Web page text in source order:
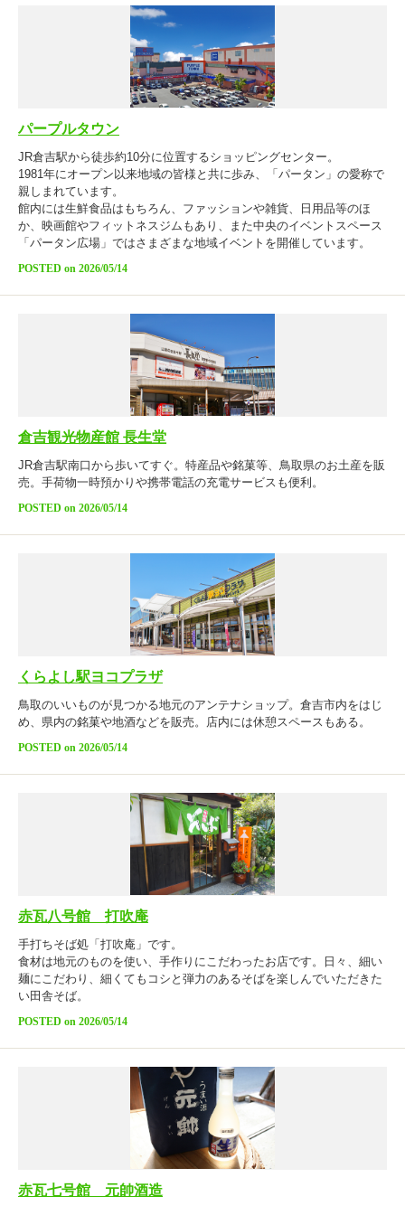
パープルタウン
JR倉吉駅から徒歩約10分に位置するショッピングセンター。
1981年にオープン以来地域の皆様と共に歩み、「パータン」の愛称で
親しまれています。
館内には生鮮食品はもちろん、ファッションや雑貨、日用品等のほ
か、映画館やフィットネスジムもあり、また中央のイベントスペース
「パータン広場」ではさまざまな地域イベントを開催しています。
POSTED on 2026/05/14
倉吉観光物産館 長生堂
JR倉吉駅南口から歩いてすぐ。特産品や銘菓等、鳥取県のお土産を販
売。手荷物一時預かりや携帯電話の充電サービスも便利。
POSTED on 2026/05/14
くらよし駅ヨコプラザ
鳥取のいいものが見つかる地元のアンテナショップ。倉吉市内をはじ
め、県内の銘菓や地酒などを販売。店内には休憩スペースもある。
POSTED on 2026/05/14
赤瓦八号館 打吹庵
手打ちそば処「打吹庵」です。
食材は地元のものを使い、手作りにこだわったお店です。日々、細い
麺にこだわり、細くてもコシと弾力のあるそばを楽しんでいただきた
い田舎そば。
POSTED on 2026/05/14
赤瓦七号館 元帥酒造